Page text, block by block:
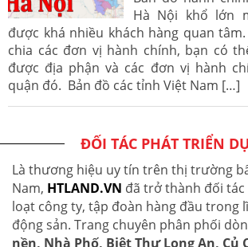
Hà Nội khổ lớn
được khá nhiều khách hàng quan
chia các đơn vị hành chính, bạn có
được địa phận và các đơn vị hành
quận đó. Bản đồ các tỉnh Việt Nam […]
ĐỐI TÁC PHÁT TRIỂN
Là thương hiệu uy tín trên thị trường
Nam, HTLAND.VN đã trở thành đối tác
loạt công ty, tập đoàn hàng đầu trong
động sản. Trang chuyên phân phối
nền, Nhà Phố, Biệt Thự Long An, Củ